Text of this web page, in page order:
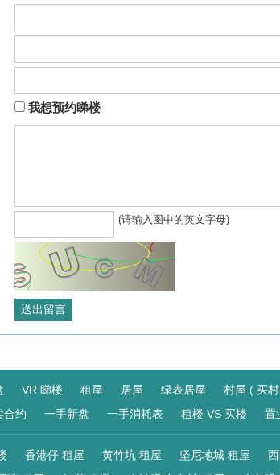
我想预约睇楼
(请输入图中的英文字母)
VR 睇楼 租屋 居屋 绿表居屋 村屋 ( 买
合约
一手新盘 一手消耗表 租楼 VS 买楼 置
香港仔 租屋 黄竹坑 租屋 坚尼地城 租屋